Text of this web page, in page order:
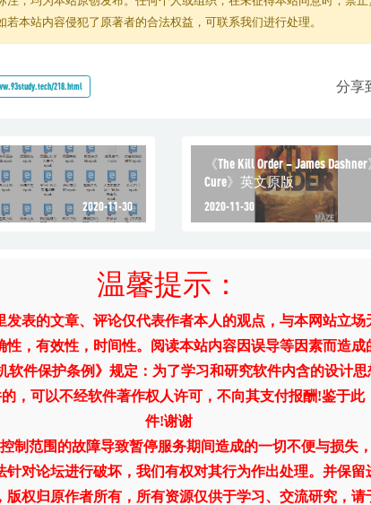
本站内容侵犯了原著者的合法权益，可联系我们进行处理。
218.html 分享
2020-11-30
《The Kill Order – James
Cure》英文原版
2020-11-30
温馨提示：
发表的文章、评论仅代表作者本人的观点，与本网站立场
，有效性，时间性。阅读本站内容因误导等因素而造成
件保护条例》规定：为了学习和研究软件内含的设计思
，可以不经软件著作权人许可，不向其支付报酬!鉴于
件!谢谢
制范围的故障导致暂停服务期间造成的一切不便与损失
对论坛进行破坏，我们有权对其行为作出处理。并保留
权归原作者所有，所有资源仅供于学习、交流研究，请